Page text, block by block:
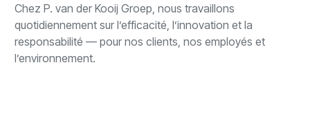
Chez P. van der Kooij Groep, nous travaillons
quotidiennement sur l’efficacité, l’innovation et la
responsabilité — pour nos clients, nos employés et
l’environnement.